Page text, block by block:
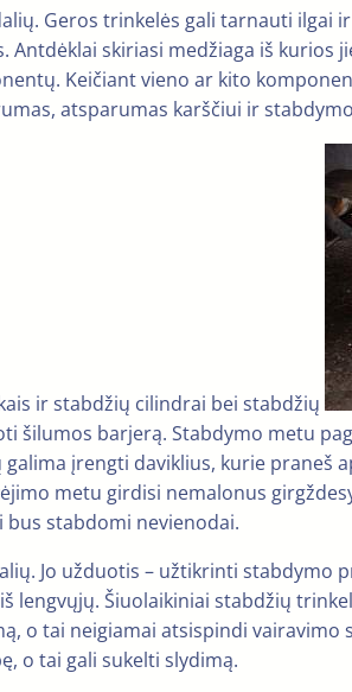
Geros trinkelės gali tarnauti
skiriasi medžiaga iš
Keičiant vieno ar kito
atsparumas karščiui ir
ir stabdžių cilindrai bei stabdžių
šilumos barjerą. Stabdymo metu
įrengti daviklius, kurie
metu girdisi nemalonus
stabdomi nevienodai.
Jo užduotis – užtikrinti
lengvųjų. Šiuolaikiniai stabdžių
o tai neigiamai atsispindi
o tai gali sukelti slydimą.